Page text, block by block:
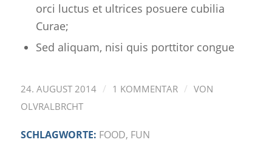
orci luctus et ultrices posuere cubilia
Curae;
Sed aliquam, nisi quis porttitor congue
24. AUGUST 2014 / 1 KOMMENTAR / VON
OLVRALBRCHT
SCHLAGWORTE: FOOD, FUN